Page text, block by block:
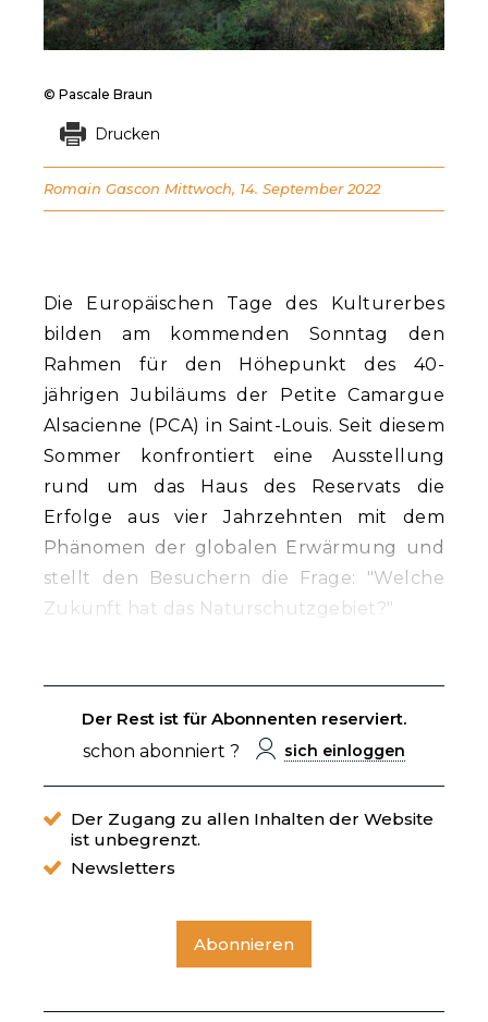
Die Europäischen Tage des Kulturerbes
bilden am kommenden Sonntag den
Rahmen für den Höhepunkt des 40-
jährigen Jubiläums der Petite Camargue
Alsacienne (PCA) in Saint-Louis. Seit diesem
Sommer konfrontiert eine Ausstellung
rund um das Haus des Reservats die
Erfolge aus vier Jahrzehnten mit dem
Phänomen der globalen Erwärmung und
stellt den Besuchern die Frage: "Welche
Zukunft hat das Naturschutzgebiet?"
Der Rest ist für Abonnenten reserviert.
schon abonniert ?
sich einloggen
Der Zugang zu allen Inhalten der Website
ist unbegrenzt.
Newsletters
Abonnieren
© Pascale Braun
Drucken
Romain Gascon Mittwoch, 14. September 2022